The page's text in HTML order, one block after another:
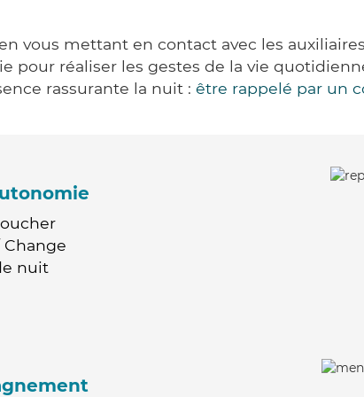
vous mettant en contact avec les
pour réaliser les gestes de la vie
rassurante la nuit : être rappelé par un
nuit